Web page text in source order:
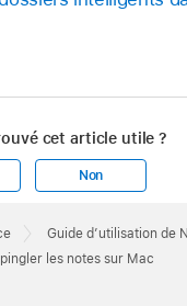
cet article utile ?
Non
Guide d’utilisation de
les notes sur Mac